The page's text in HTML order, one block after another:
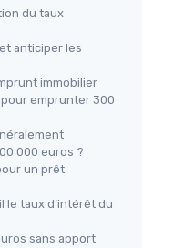
du taux
anticiper les
immobilier
emprunter 300
000 euros ?
un prêt
le taux d’intérêt du
sans apport